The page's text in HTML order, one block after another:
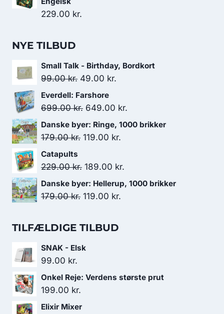
229.00 kr.
NYE TILBUD
Small Talk - Birthday, Bordkort
99.00kr. Den
oprindelige
pris
99.00 kr..
49.00 kr.
pris
Everdell: Farshore
699.00kr. Den
oprindelige
pris
699.00 kr..
649.00 kr.
aktuelle
Danske byer: Ringe, 1000 brikker
179.00kr. Den
pris
179.00 kr..
119.00 kr.
pris
119.00 kr..
Catapults
229.00kr. Den
oprindelige
pris
189.00 kr.
aktuelle
Danske byer: Hellerup, 1000 brikker
179.00kr. Den
pris
179.00 kr..
119.00 kr.
TILFÆLDIGE TILBUD
SNAK - Elsk
99.00 kr.
Onkel Reje: Verdens største prut
199.00 kr.
Elixir Mixer